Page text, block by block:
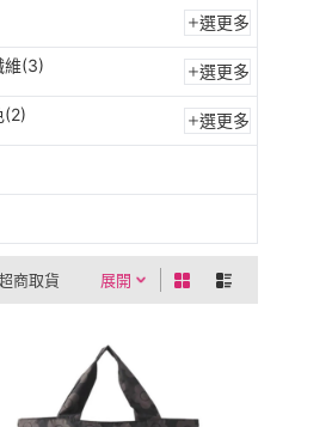
選更多
維(3) 選更多
(2) 選更多
展開
片
商取貨